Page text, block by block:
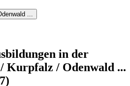
...
in der
Kurpfalz / Odenwald ...